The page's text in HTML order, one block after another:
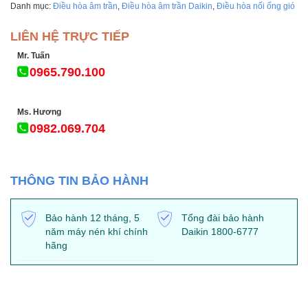
Danh mục: Điều hòa âm trần Điều hòa âm trần Daikin Điều hòa nối ống gió
LIÊN HỆ TRỰC TIẾP
Mr. Tuấn
0965.790.100
Ms. Hương
0982.069.704
THÔNG TIN BẢO HÀNH
Bảo hành 12 tháng, 5
năm máy nén khí chính
hãng
Tổng đài bảo hành
Daikin 1800-6777